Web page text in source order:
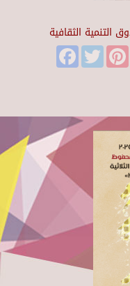
التنمية الثقافية
FacebookTwitter